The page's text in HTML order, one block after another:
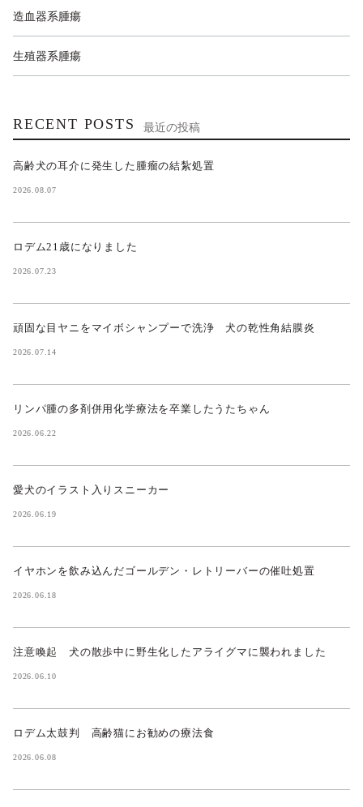
造血器系腫瘍
生殖器系腫瘍
RECENT POSTS 最近の投稿
高齢犬の耳介に発生した腫瘤の結紮処置
2026.08.07
ロデム21歳になりました
2026.07.23
頑固な目ヤニをマイボシャンプーで洗浄 犬の乾性角結膜炎
2026.07.14
リンパ腫の多剤併用化学療法を卒業したうたちゃん
2026.06.22
愛犬のイラスト入りスニーカー
2026.06.19
イヤホンを飲み込んだゴールデン・レトリーバーの催吐処置
2026.06.18
注意喚起 犬の散歩中に野生化したアライグマに襲われました
2026.06.10
ロデム太鼓判 高齢猫にお勧めの療法食
2026.06.08